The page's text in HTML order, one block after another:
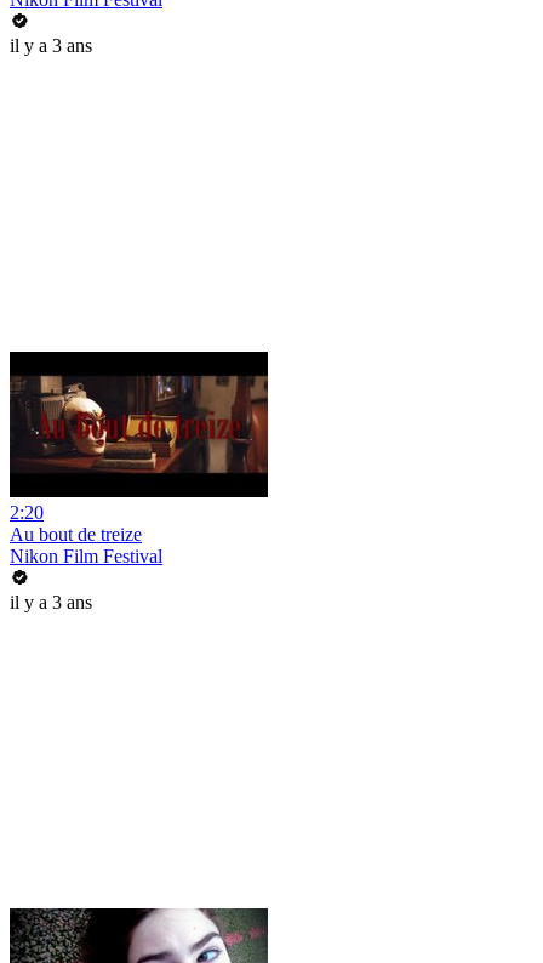
il y a 3 ans
2:20
Au bout de treize
Nikon Film Festival
il y a 3 ans